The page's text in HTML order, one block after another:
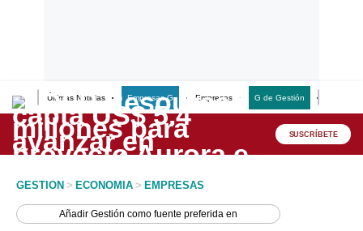
Últimas Noticias Empresas G Empresas G de Gestión
Lo último
Peru Quiosco SUSCRÍBETE
GESTION > ECONOMIA > EMPRESAS
AñadirGestión como fuente preferida en